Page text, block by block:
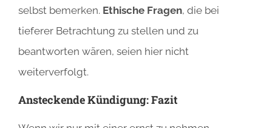
selbst bemerken. Ethische Fragen, die bei
tieferer Betrachtung zu stellen und zu
beantworten wären, seien hier nicht
weiterverfolgt.
Ansteckende Kündigung: Fazit